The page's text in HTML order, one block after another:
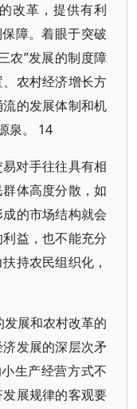
改革，提供有利
障。着眼于突破
农”发展的制度障
农村经济增长方
的发展体制和机
泉。 14
对手往往具有相
体高度分散，如
的市场结构就会
益，也不能充分
持农民组织化，
发展和农村改革的
发展的深层次矛
生产经营方式不
展规律的客观要